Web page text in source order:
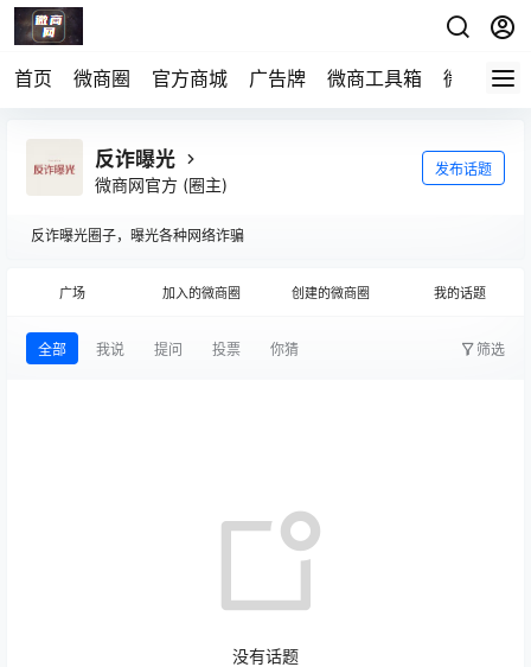
首页 微商圈 官方商城 广告牌 微商工具箱 微电导航
反诈曝光
微商网官方 (圈主)
发布话题
反诈曝光圈子，曝光各种网络诈骗
广场 加入的微商圈 创建的微商圈 我的话题
全部 我说 提问 投票 你猜 筛选
没有话题